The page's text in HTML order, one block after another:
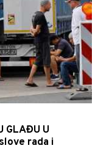
GLAĐU U
rada i